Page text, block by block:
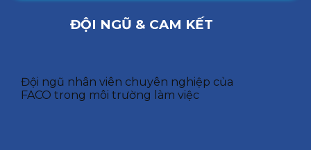
ĐỘI NGŨ & CAM KẾT
Đội ngũ nhân viên chuyên nghiệp của
FACO trong môi trường làm việc